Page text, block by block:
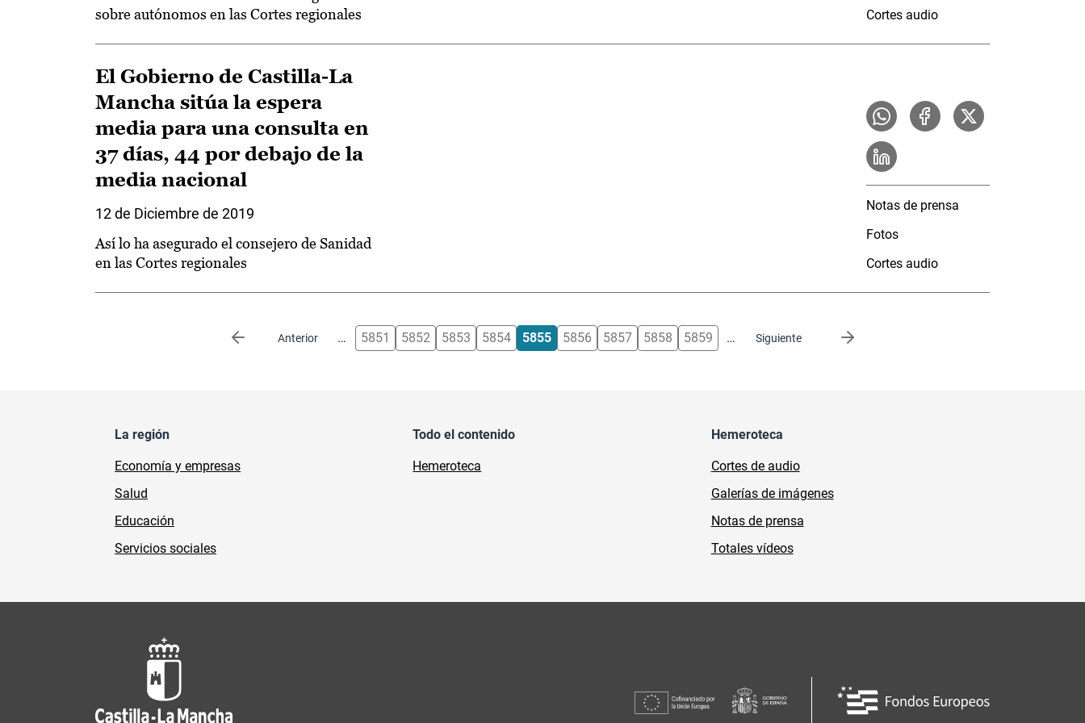
sobre autónomos en las Cortes regionales
Cortes audio
El Gobierno de Castilla-La
Mancha sitúa la espera
media para una consulta en
37 días, 44 por debajo de la
media nacional
12 de Diciembre de 2019
Así lo ha asegurado el consejero de Sanidad
en las Cortes regionales
Notas de prensa
Fotos
Cortes audio
Anterior
Página anterior … 5851 5852 5853 5854 5855 5856 5857 5858 5859 … Siguiente
Siguiente página
La región
Economía y empresas
Salud
Educación
Servicios sociales
Todo el contenido
Hemeroteca
Hemeroteca
Cortes de audio
Galerías de imágenes
Notas de prensa
Totales vídeos